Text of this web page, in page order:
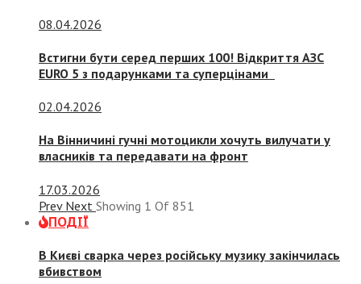
08.04.2026
Встигни бути серед перших 100! Відкриття АЗС
EURO 5 з подарунками та суперцінами
02.04.2026
На Вінничині гучні мотоцикли хочуть вилучати у
власників та передавати на фронт
17.03.2026
Prev Next Showing 1 Of 851
ПОДІЇ
В Києві сварка через російську музику закінчилась
вбивством